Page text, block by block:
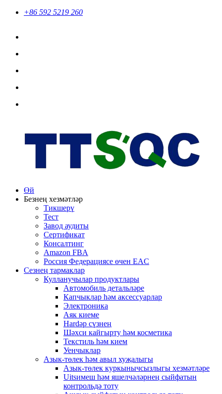
+86 592 5219 260
Өй
Безнең хезмәтләр
Тикшерү
Тест
Завод аудиты
Сертификат
Консалтинг
Amazon FBA
Россия Федерациясе өчен EAC
Сезнең тармаклар
Кулланучылар продуктлары
Автомобиль детальләре
Капчыклар һәм аксессуарлар
Электроника
Аяк киеме
Hardәр сүзнең
Шәхси кайгырту һәм косметика
Текстиль һәм кием
Уенчыклар
Азык-төлек һәм авыл хуҗалыгы
Азык-төлек куркынычсызлыгы хезмәтләре
Uitsимеш һәм яшелчәләрнең сыйфатын
контрольдә тоту